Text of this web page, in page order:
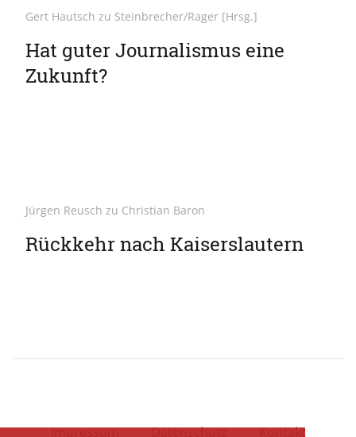
Gert Hautsch zu Steinbrecher/Rager [Hrsg.]
Hat guter Journalismus eine
Zukunft?
Jürgen Reusch zu Christian Baron
Rückkehr nach Kaiserslautern
Impressum Datenschutz Kontakt